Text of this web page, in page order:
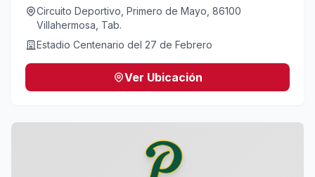
Circuito Deportivo, Primero de Mayo, 86100
Villahermosa, Tab.
Estadio Centenario del 27 de Febrero
Ver Ubicación